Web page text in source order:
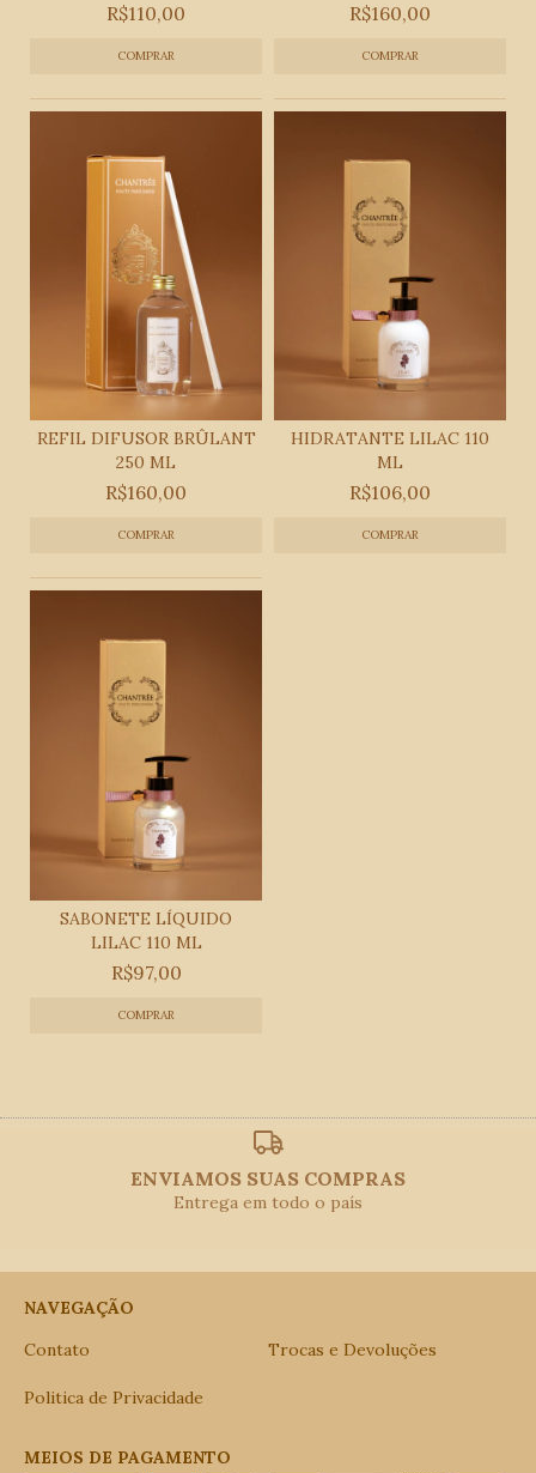
R$110,00
ML
R$160,00
REFIL DIFUSOR BRÛLANT
250 ML
R$160,00
HIDRATANTE LILAC 110
ML
R$106,00
SABONETE LÍQUIDO
LILAC 110 ML
R$97,00
ENVIAMOS SUAS COMPRAS
Entrega em todo o país
NAVEGAÇÃO
Contato
Trocas e Devoluções
Politica de Privacidade
MEIOS DE PAGAMENTO